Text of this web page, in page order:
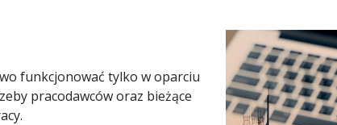
funkcjonować tylko w oparciu
pracodawców oraz bieżące